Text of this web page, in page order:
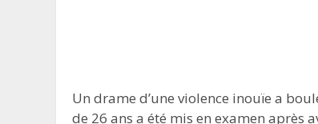
Un drame d’une violence inouïe a
de 26 ans a été mis en examen après